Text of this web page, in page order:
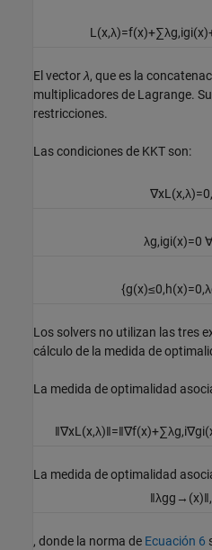
L (x,λ)=f(x)+∑λg,igi(x)
El vectorλ, que es la
multiplicadores de Lagrange.
restricciones.
Las condiciones de KKT son:
∇xL (x,λ)=0,
λg,igi(x)=0 ∀
{g(x)≤0,h(x)=0,λ
Los solvers no utilizan las tres
cálculo de la medida de
La medida de optimalidad
‖∇xL (x,λ)‖=‖∇f(x)+∑λg,i∇gi(
La medida de optimalidad
‖λgg → (x)‖,
, donde la norma de Ecuación 6